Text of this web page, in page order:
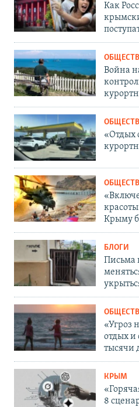
Как
Война
«Отдых
Крыму
БЛОГИ
Письма
«Угроз
отдых и
тысячи
КРЫМ
8